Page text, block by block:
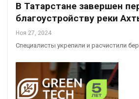
В Татарстане завершен
благоустройству реки
Ноя 27, 2024
Специалисты укрепили и расчистили